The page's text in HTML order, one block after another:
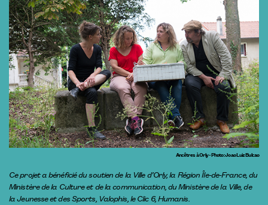
Ancêtres à Orly - Photo : Joao Luiz Bulcao
Ce projet a bénéficié du soutien de la Ville d’Orly, la Région Île-de-France, du
Ministère de la Culture et de la communication, du Ministère de la Ville, de
la Jeunesse et des Sports, Valophis, le Clic 6, Humanis.